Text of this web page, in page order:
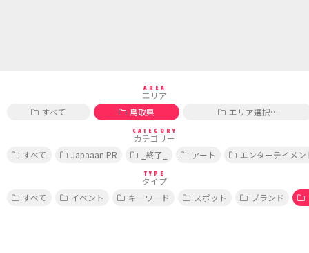
AREA
エリア
すべて
鳥取県 エリア選択…
CATEGORY
カテゴリー
すべて
Japaaan PR _終了_ アート エンターテイメン
TYPE
タイプ
すべて
イベント キーワード スポット ブランド